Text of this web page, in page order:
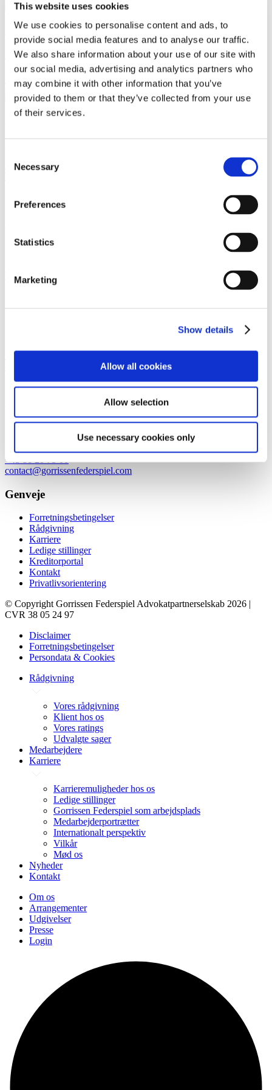
This website uses cookies
We use cookies to personalise content and ads, to
provide social media features and to analyse our traffic.
We also share information about your use of our site with
our social media, advertising and analytics partners who
may combine it with other information that you’ve
provided to them or that they’ve collected from your use
of their services.
Selection
Necessary
Preferences
Statistics
Marketing
Show details
Allow all cookies
Allow selection
Use necessary cookies only
Christoffer Fode
Partner
cfo@gorrissenfederspiel.com
T +45 86 20 75 23
lape@gorrissenfederspiel.com
Vi er et førende dansk advokatfirma med
stærke internationale relationer.
Tilmeld dig nyheder og arrangementer
+45 33 41 41 41
contact@gorrissenfederspiel.com
Prismet
8000 Aarhus C
+45 86 20 75 00
contact@gorrissenfederspiel.com
Genveje
Forretningsbetingelser
Rådgivning
Karriere
Ledige stillinger
Kreditorportal
Kontakt
Privatlivsorientering
© Copyright Gorrissen Federspiel Advokatpartnerselskab 2026 |
CVR 38 05 24 97
Disclaimer
Forretningsbetingelser
Persondata & Cookies
Rådgivning
Vores rådgivning
Klient hos os
Vores ratings
Udvalgte sager
Medarbejdere
Karriere
Karrieremuligheder hos os
Ledige stillinger
Gorrissen Federspiel som arbejdsplads
Medarbejderportrætter
Internationalt perspektiv
Vilkår
Mød os
Nyheder
Kontakt
Om os
Arrangementer
Udgivelser
Presse
Login